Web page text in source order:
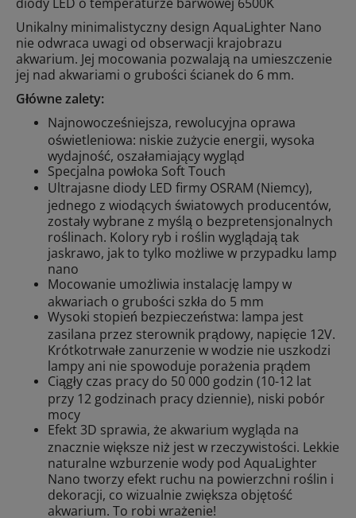
Unikalny minimalistyczny design AquaLighter Nano
nie odwraca uwagi od obserwacji krajobrazu
akwarium. Jej mocowania pozwalają na umieszczenie
jej nad akwariami o grubości ścianek do 6 mm.
Główne zalety:
Najnowocześniejsza, rewolucyjna oprawa
oświetleniowa: niskie zużycie energii, wysoka
wydajność, oszałamiający wygląd
Specjalna powłoka Soft Touch
Ultrajasne diody LED firmy OSRAM (Niemcy),
jednego z wiodących światowych producentów,
zostały wybrane z myślą o bezpretensjonalnych
roślinach. Kolory ryb i roślin wyglądają tak
jaskrawo, jak to tylko możliwe w przypadku lamp
nano
Mocowanie umożliwia instalację lampy w
akwariach o grubości szkła do 5 mm
Wysoki stopień bezpieczeństwa: lampa jest
zasilana przez sterownik prądowy, napięcie 12V.
Krótkotrwałe zanurzenie w wodzie nie uszkodzi
lampy ani nie spowoduje porażenia prądem
Ciągły czas pracy do 50 000 godzin (10-12 lat
przy 12 godzinach pracy dziennie), niski pobór
mocy
Efekt 3D sprawia, że akwarium wygląda na
znacznie większe niż jest w rzeczywistości. Lekkie
naturalne wzburzenie wody pod AquaLighter
Nano tworzy efekt ruchu na powierzchni roślin i
dekoracji, co wizualnie zwiększa objętość
akwarium. To robi wrażenie!